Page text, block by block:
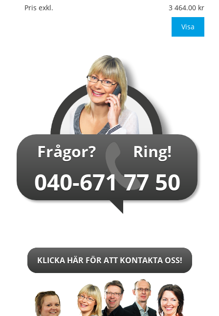
Mått:594x841mm (eller annat mått upp till 0,50m²)
Pris exkl. 3 464.00
Visa
Frågor? Ring!
040-671 77 50
KLICKA HÄR FÖR ATT KONTAKTA OSS!